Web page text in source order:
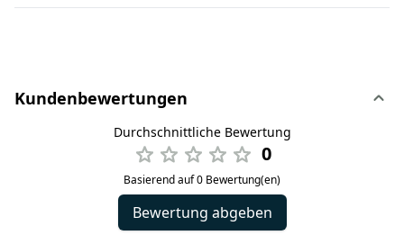
Kundenbewertungen
Durchschnittliche Bewertung
0
Basierend auf 0 Bewertung(en)
Bewertung abgeben